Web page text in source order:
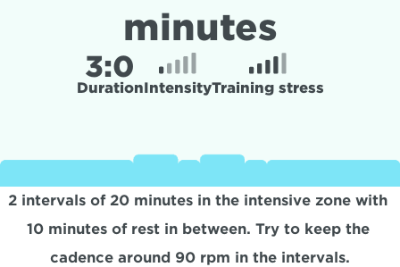
minutes
3:0
DurationIntensityTraining stress
2 intervals of 20 minutes in the intensive zone with
10 minutes of rest in between. Try to keep the
cadence around 90 rpm in the intervals.